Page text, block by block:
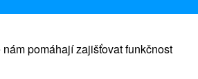
pomáhají zajišťovat funkčnost